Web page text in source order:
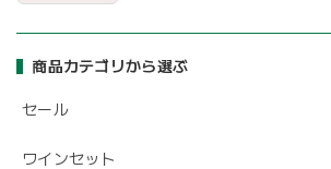
商品カテゴリから選ぶ
セール
ワインセット